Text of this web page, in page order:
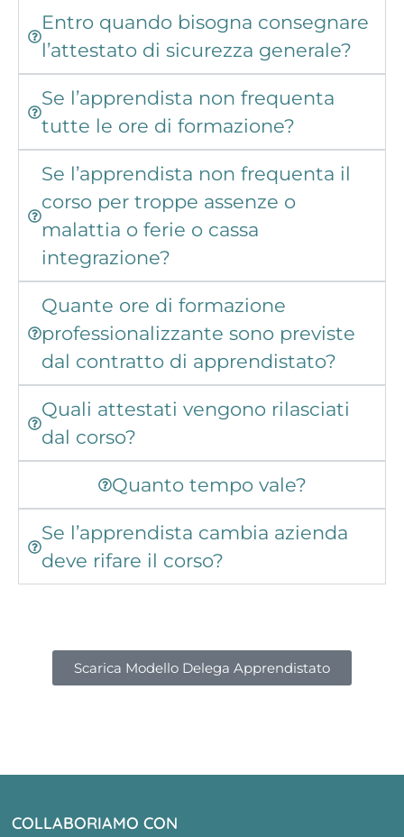
Entro quando bisogna consegnare
l’attestato di sicurezza generale?
Se l’apprendista non frequenta
tutte le ore di formazione?
Se l’apprendista non frequenta il
corso per troppe assenze o
malattia o ferie o cassa
integrazione?
Quante ore di formazione
professionalizzante sono previste
dal contratto di apprendistato?
Quali attestati vengono rilasciati
dal corso?
Quanto tempo vale?
Se l’apprendista cambia azienda
deve rifare il corso?
Scarica Modello Delega Apprendistato
COLLABORIAMO CON